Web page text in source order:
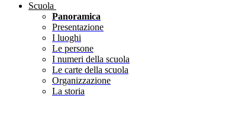
Scuola
Panoramica
Presentazione
I luoghi
Le persone
I numeri della scuola
Le carte della scuola
Organizzazione
La storia